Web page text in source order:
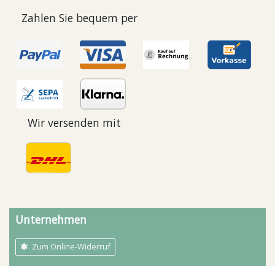
Zahlen Sie bequem per
Wir versenden mit
Unternehmen
Zum Online-Widerruf